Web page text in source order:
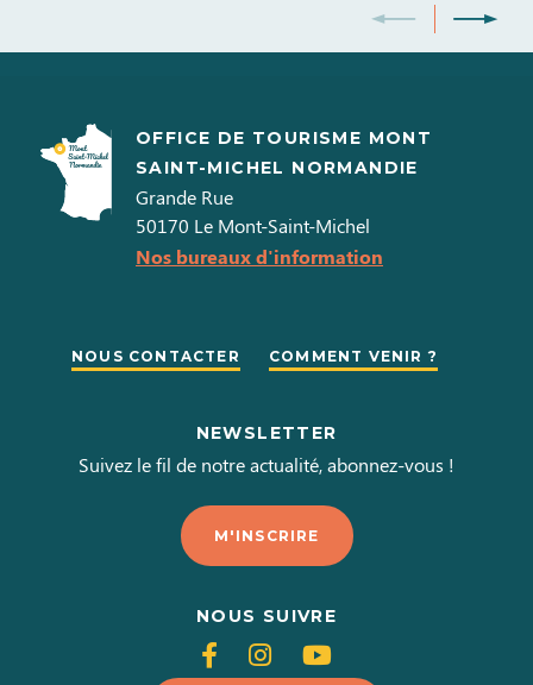
OFFICE DE TOURISME MONT
SAINT-MICHEL NORMANDIE
Grande Rue
50170 Le Mont-Saint-Michel
Nos bureaux d'information
NOUS CONTACTER COMMENT VENIR ?
NEWSLETTER
Suivez le fil de notre actualité, abonnez-vous !
M'INSCRIRE
NOUS SUIVRE
Suivez-Suivez-Suivez-